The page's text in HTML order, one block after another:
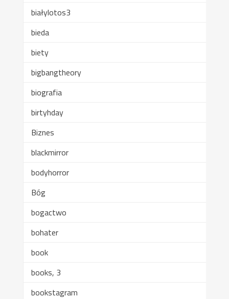
białylotos3
bieda
biety
bigbangtheory
biografia
birtyhday
Biznes
blackmirror
bodyhorror
Bóg
bogactwo
bohater
book
books, 3
bookstagram